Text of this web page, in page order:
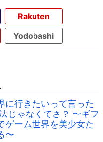
Rakuten
Yodobashi
に行きたいって言った
じゃなくてさ？ 〜ギフ
ゲーム世界を美少女た
〜